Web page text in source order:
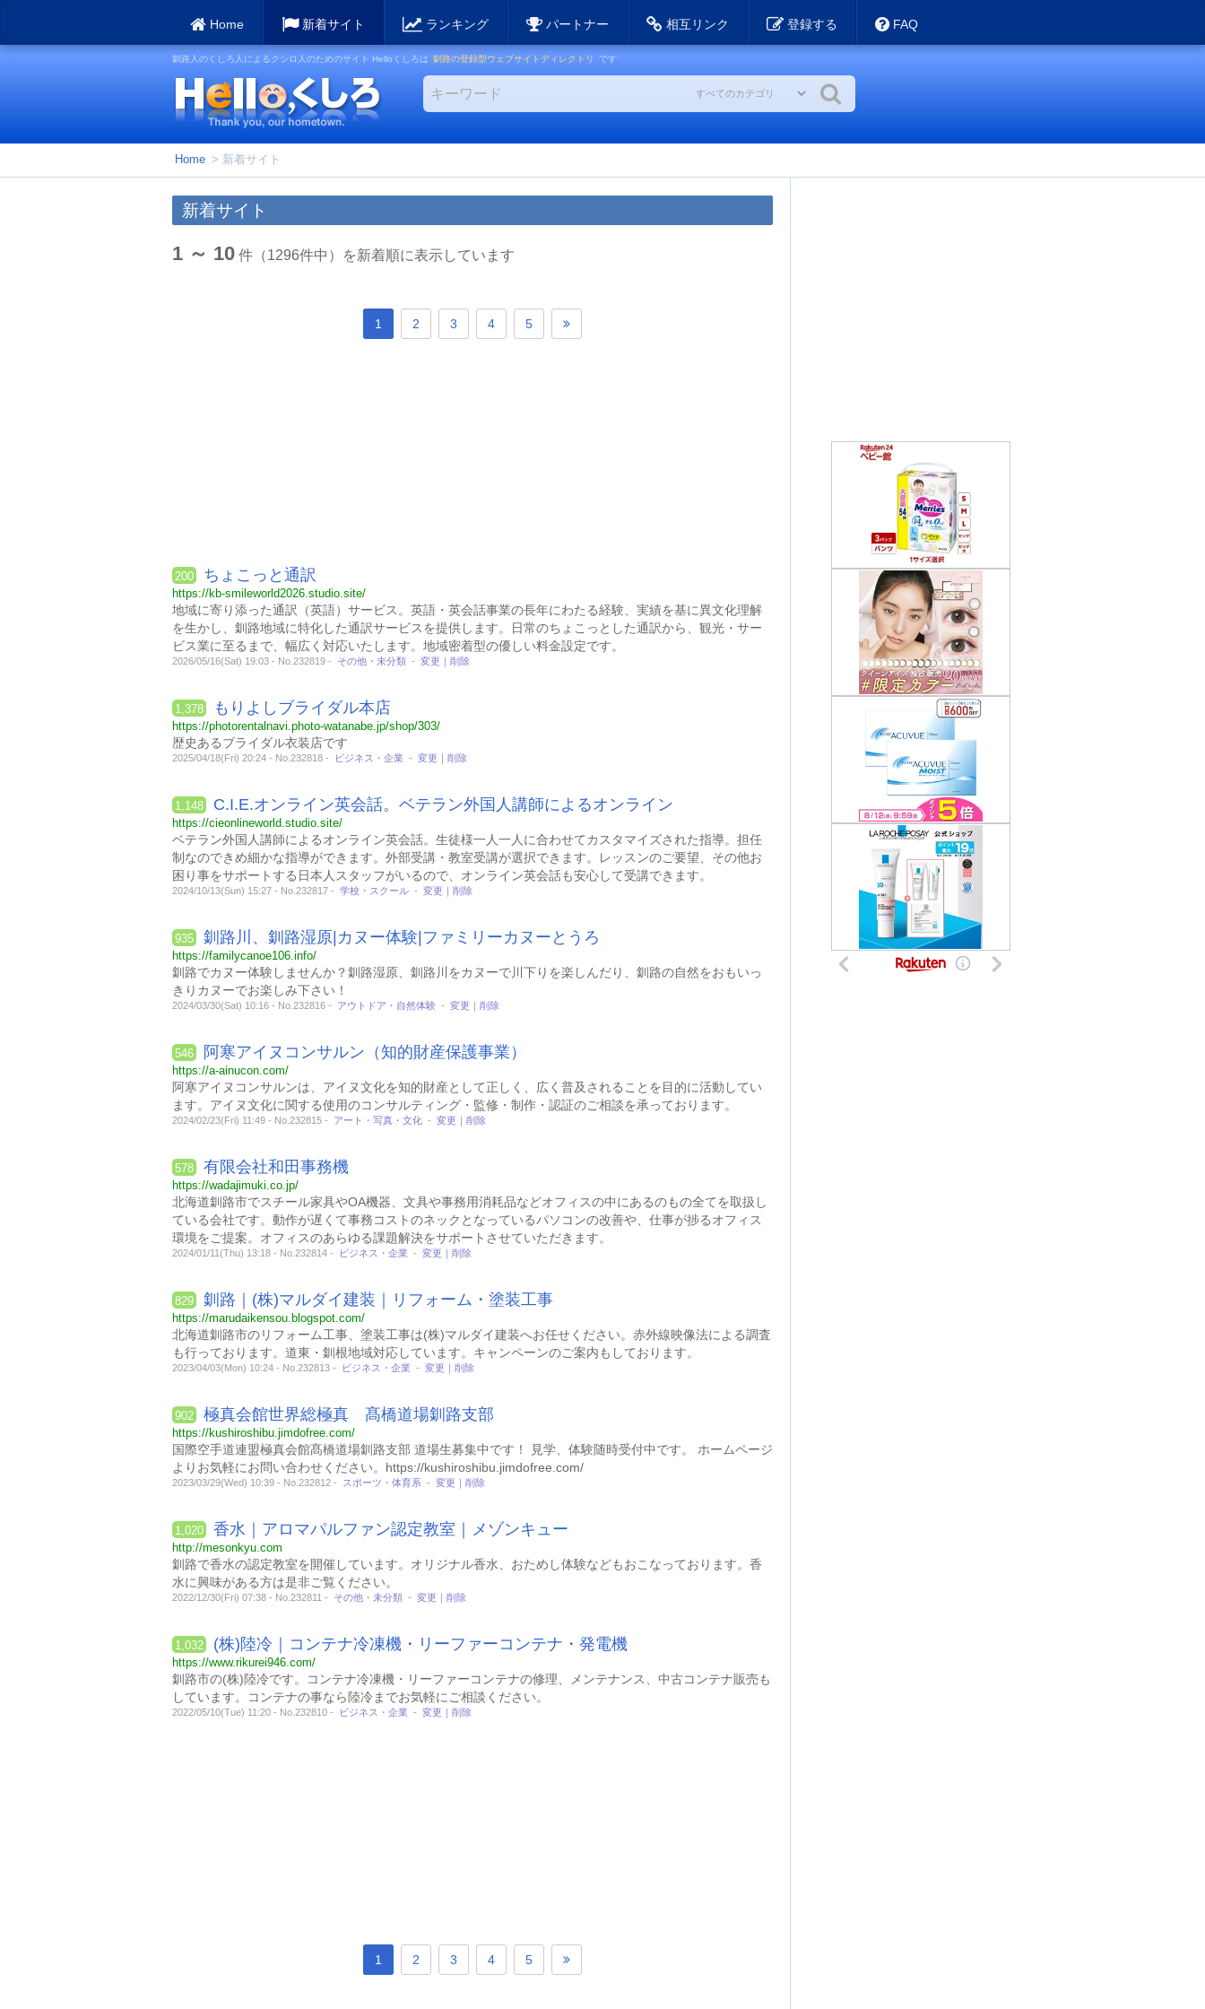
釧路人のくしろ人によるクシロ人のためのサイト Helloくしろは 釧路の登録型ウェブサイトディレクトリ です
Home > 新着サイト
新着サイト
1 ～ 10 件（1296件中）を新着順に表示しています
1 2 3 4 5
200 ちょこっと通訳
https://kb-smileworld2026.studio.site/
地域に寄り添った通訳（英語）サービス。英語・英会話事業の長年にわたる経験、実績を基に異文化理解
を生かし、釧路地域に特化した通訳サービスを提供します。日常のちょこっとした通訳から、観光・サー
ビス業に至るまで、幅広く対応いたします。地域密着型の優しい料金設定です。
2026/05/16(Sat) 19:03 - No.232819 - その他・未分類 - 変更｜削除
1,378 もりよしブライダル本店
https://photorentalnavi.photo-watanabe.jp/shop/303/
歴史あるブライダル衣装店です
2025/04/18(Fri) 20:24 - No.232818 - ビジネス・企業 - 変更｜削除
1,148 C.I.E.オンライン英会話。ベテラン外国人講師によるオンライン
https://cieonlineworld.studio.site/
ベテラン外国人講師によるオンライン英会話。生徒様一人一人に合わせてカスタマイズされた指導。担任
制なのできめ細かな指導ができます。外部受講・教室受講が選択できます。レッスンのご要望、その他お
困り事をサポートする日本人スタッフがいるので、オンライン英会話も安心して受講できます。
2024/10/13(Sun) 15:27 - No.232817 - 学校・スクール - 変更｜削除
935 釧路川、釧路湿原|カヌー体験|ファミリーカヌーとうろ
https://familycanoe106.info/
釧路でカヌー体験しませんか？釧路湿原、釧路川をカヌーで川下りを楽しんだり、釧路の自然をおもいっ
きりカヌーでお楽しみ下さい！
2024/03/30(Sat) 10:16 - No.232816 - アウトドア・自然体験 - 変更｜削除
546 阿寒アイヌコンサルン（知的財産保護事業）
https://a-ainucon.com/
阿寒アイヌコンサルンは、アイヌ文化を知的財産として正しく、広く普及されることを目的に活動してい
ます。アイヌ文化に関する使用のコンサルティング・監修・制作・認証のご相談を承っております。
2024/02/23(Fri) 11:49 - No.232815 - アート・写真・文化 - 変更｜削除
578 有限会社和田事務機
https://wadajimuki.co.jp/
北海道釧路市でスチール家具やOA機器、文具や事務用消耗品などオフィスの中にあるのもの全てを取扱し
ている会社です。動作が遅くて事務コストのネックとなっているパソコンの改善や、仕事が捗るオフィス
環境をご提案。オフィスのあらゆる課題解決をサポートさせていただきます。
2024/01/11(Thu) 13:18 - No.232814 - ビジネス・企業 - 変更｜削除
829 釧路｜(株)マルダイ建装｜リフォーム・塗装工事
https://marudaikensou.blogspot.com/
北海道釧路市のリフォーム工事、塗装工事は(株)マルダイ建装へお任せください。赤外線映像法による調査
も行っております。道東・釧根地域対応しています。キャンペーンのご案内もしております。
2023/04/03(Mon) 10:24 - No.232813 - ビジネス・企業 - 変更｜削除
902 極真会館世界総極真 髙橋道場釧路支部
https://kushiroshibu.jimdofree.com/
国際空手道連盟極真会館髙橋道場釧路支部 道場生募集中です！ 見学、体験随時受付中です。 ホームページ
よりお気軽にお問い合わせください。https://kushiroshibu.jimdofree.com/
2023/03/29(Wed) 10:39 - No.232812 - スポーツ・体育系 - 変更｜削除
1,020 香水｜アロマパルファン認定教室｜メゾンキュー
http://mesonkyu.com
釧路で香水の認定教室を開催しています。オリジナル香水、おためし体験などもおこなっております。香
水に興味がある方は是非ご覧ください。
2022/12/30(Fri) 07:38 - No.232811 - その他・未分類 - 変更｜削除
1,032 (株)陸冷｜コンテナ冷凍機・リーファーコンテナ・発電機
https://www.rikurei946.com/
釧路市の(株)陸冷です。コンテナ冷凍機・リーファーコンテナの修理、メンテナンス、中古コンテナ販売も
しています。コンテナの事なら陸冷までお気軽にご相談ください。
2022/05/10(Tue) 11:20 - No.232810 - ビジネス・企業 - 変更｜削除
1 2 3 4 5
Home 新着サイト ランキング パートナー 相互リンク 登録する FAQ